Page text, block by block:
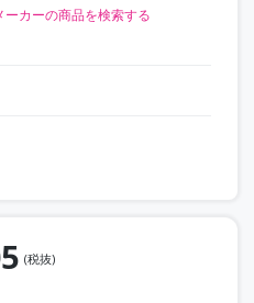
ーカーの商品を検索する
(税抜)